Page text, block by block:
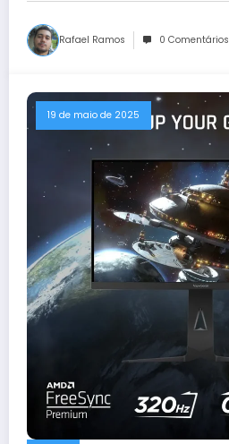
Rafael Ramos 0 Comentários
19 de maio de 2025